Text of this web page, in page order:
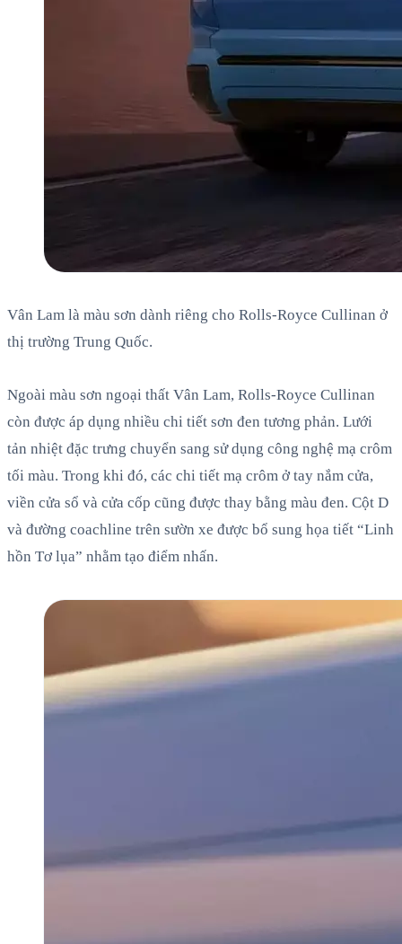
Vân Lam là màu sơn dành riêng cho Rolls-Royce Cullinan ở
thị trường Trung Quốc.
Ngoài màu sơn ngoại thất Vân Lam, Rolls-Royce Cullinan
còn được áp dụng nhiều chi tiết sơn đen tương phản. Lưới
tản nhiệt đặc trưng chuyển sang sử dụng công nghệ mạ crôm
tối màu. Trong khi đó, các chi tiết mạ crôm ở tay nắm cửa,
viền cửa sổ và cửa cốp cũng được thay bằng màu đen. Cột D
và đường coachline trên sườn xe được bổ sung họa tiết “Linh
hồn Tơ lụa” nhằm tạo điểm nhấn.